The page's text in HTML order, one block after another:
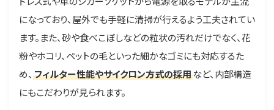
になっており、屋外でも手軽に清掃が行えるよう工夫されてい
ます。また、砂や食べこぼしなどの粒状の汚れだけでなく、花
粉やホコリ、ペットの毛といった細かなゴミにも対応するた
め、 フィルター性能やサイクロン方式の採用など、内部構造
にもこだわりが見られます。